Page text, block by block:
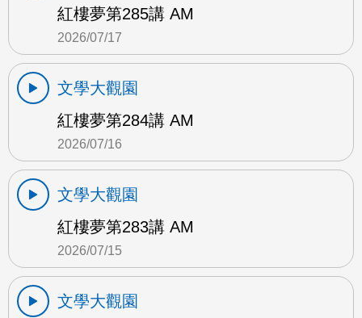
紅樓夢第285講 AM
2026/07/17
文學大觀園
紅樓夢第284講 AM
2026/07/16
文學大觀園
紅樓夢第283講 AM
2026/07/15
文學大觀園